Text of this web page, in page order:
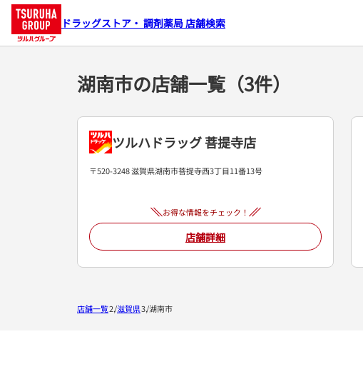
ドラッグストア・ 調剤薬局 店舗検索
湖南市の店舗一覧（3件）
ツルハドラッグ 菩提寺店
〒520-3248 滋賀県湖南市菩提寺西3丁目11番13号
お得な情報をチェック！
店舗詳細
店舗一覧 滋賀県 湖南市